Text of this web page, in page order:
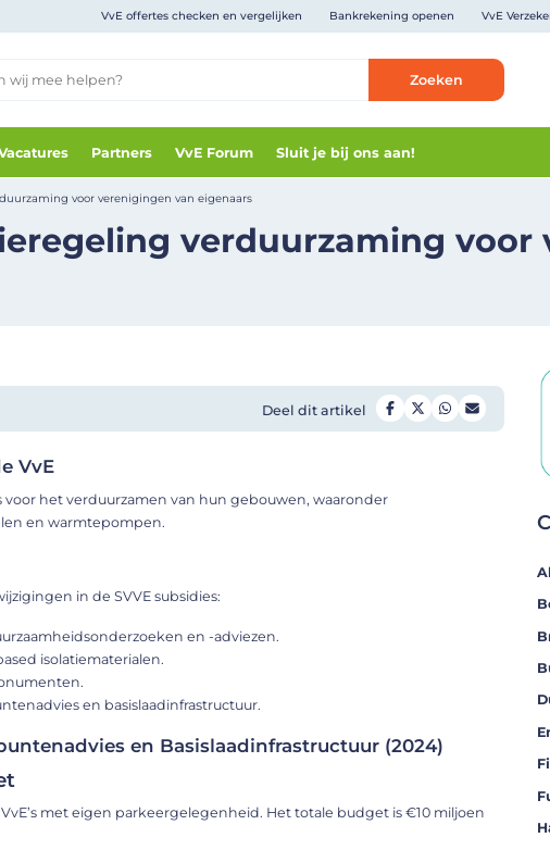
VvE offertes checken en vergelijken Bankrekening openen VvE
Zoeken
Partners VvE Forum Sluit je bij ons aan!
voor verenigingen van eigenaars
verduurzaming
Deel dit artikel
VvE
voor het verduurzamen van hun gebouwen, waaronder
en warmtepompen​​.
in de SVVE subsidies:
en -adviezen.
isolatiematerialen.
en basislaadinfrastructuur​​​​.
en Basislaadinfrastructuur (2024)
met eigen parkeergelegenheid. Het totale budget is €10 miljoen